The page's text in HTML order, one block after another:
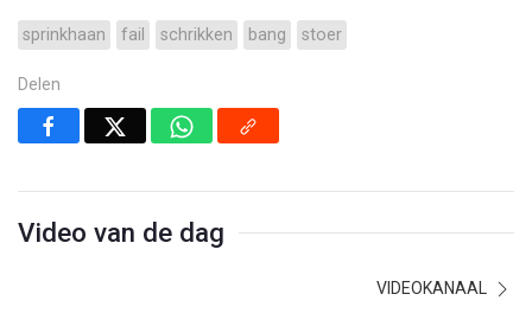
sprinkhaan fail schrikken bang stoer
Delen
Video van de dag
VIDEOKANAAL